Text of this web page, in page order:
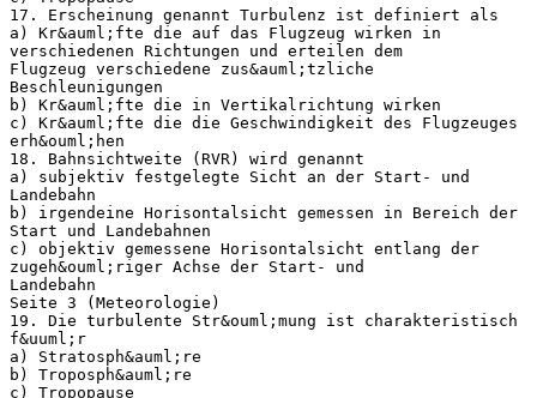
17. Erscheinung genannt Turbulenz ist definiert als
a) Kr&auml;fte die auf das Flugzeug wirken in
verschiedenen Richtungen und erteilen dem
Flugzeug verschiedene zus&auml;tzliche
Beschleunigungen
b) Kr&auml;fte die in Vertikalrichtung wirken
c) Kr&auml;fte die die Geschwindigkeit des Flugzeuges
erh&ouml;hen
18. Bahnsichtweite (RVR) wird genannt
a) subjektiv festgelegte Sicht an der Start- und
Landebahn
b) irgendeine Horisontalsicht gemessen in Bereich der
Start und Landebahnen
c) objektiv gemessene Horisontalsicht entlang der
zugeh&ouml;riger Achse der Start- und
Landebahn
Seite 3 (Meteorologie)
19. Die turbulente Str&ouml;mung ist charakteristisch
f&uuml;r
a) Stratosph&auml;re
b) Troposph&auml;re
c) Tropopause